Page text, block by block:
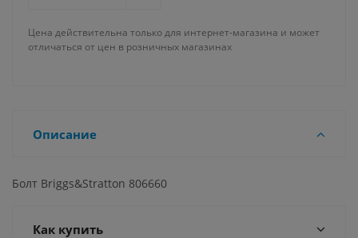
Цена действительна только для интернет-магазина и может
отличаться от цен в розничных магазинах
Описание
Болт Briggs&Stratton 806660
Как купить